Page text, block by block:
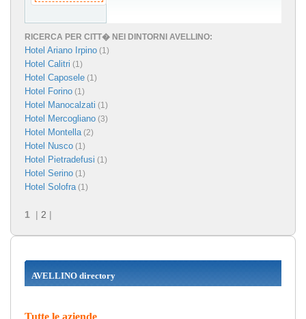
RICERCA PER CITT� NEI DINTORNI AVELLINO:
Hotel Ariano Irpino (1)
Hotel Calitri (1)
Hotel Caposele (1)
Hotel Forino (1)
Hotel Manocalzati (1)
Hotel Mercogliano (3)
Hotel Montella(2)
Hotel Nusco (1)
Hotel Pietradefusi (1)
Hotel Serino (1)
Hotel Solofra(1)
1 | 2 |
AVELLINO directory
Tutte le aziende